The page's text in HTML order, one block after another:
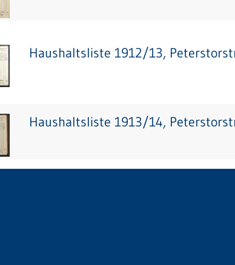
Haushaltsliste 1912/13,
Haushaltsliste 1913/14,